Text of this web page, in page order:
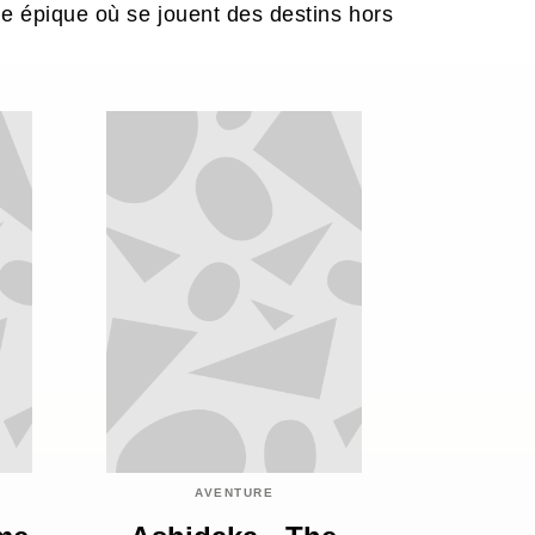
épique où se jouent des destins hors
AVENTURE